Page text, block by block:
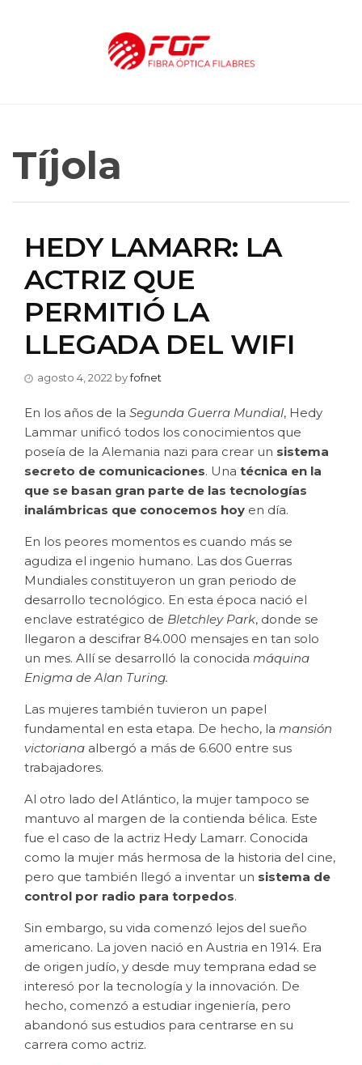
Tíjola
HEDY LAMARR: LA
ACTRIZ QUE
PERMITIÓ LA
LLEGADA DEL WIFI
agosto 4, 2022 byfofnet
En los años de la Segunda Guerra Mundial, Hedy
Lammar unificó todos los conocimientos que
poseía de la Alemania nazi para crear un sistema
secreto de comunicaciones. Una técnica en la
que se basan gran parte de las tecnologías
inalámbricas que conocemos hoy en día.
En los peores momentos es cuando más se
agudiza el ingenio humano. Las dos Guerras
Mundiales constituyeron un gran periodo de
desarrollo tecnológico. En esta época nació el
enclave estratégico de Bletchley Park, donde se
llegaron a descifrar 84.000 mensajes en tan solo
un mes. Allí se desarrolló la conocida máquina
Enigma de Alan Turing.
Las mujeres también tuvieron un papel
fundamental en esta etapa. De hecho, la mansión
victoriana albergó a más de 6.600 entre sus
trabajadores.
Al otro lado del Atlántico, la mujer tampoco se
mantuvo al margen de la contienda bélica. Este
fue el caso de la actriz Hedy Lamarr. Conocida
como la mujer más hermosa de la historia del cine,
pero que también llegó a inventar un sistema de
control por radio para torpedos.
Sin embargo, su vida comenzó lejos del sueño
americano. La joven nació en Austria en 1914. Era
de origen judío, y desde muy temprana edad se
interesó por la tecnología y la innovación. De
hecho, comenzó a estudiar ingeniería, pero
abandonó sus estudios para centrarse en su
carrera como actriz.